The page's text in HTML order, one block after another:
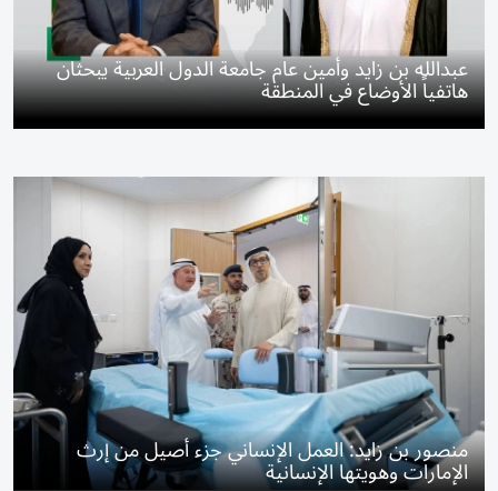
عبدالله بن زايد وأمين عام جامعة الدول العربية يبحثان
هاتفياً الأوضاع في المنطقة
منصور بن زايد: العمل الإنساني جزء أصيل من إرث
الإمارات وهويتها الإنسانية